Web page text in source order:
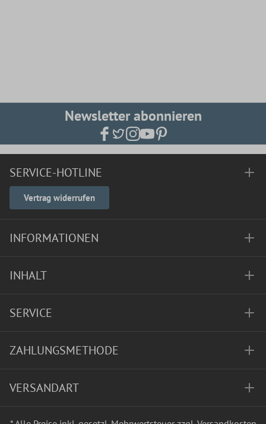
Newsletter abonnieren
SERVICE-HOTLINE
Vertrag widerrufen
INFORMATIONEN
INHALT
SERVICE
ZAHLUNGSMETHODE
VERSANDART